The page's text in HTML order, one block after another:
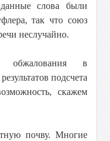
слова были
так что союз
неслучайно.
в
подсчета
скажем
почву. Многие